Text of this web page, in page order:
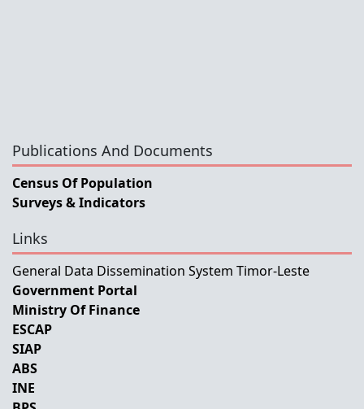
Publications And Documents
Census Of Population
Surveys & Indicators
Links
General Data Dissemination System Timor-Leste
Government Portal
Ministry Of Finance
ESCAP
SIAP
ABS
INE